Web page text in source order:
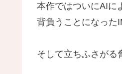
本作ではついにAIに
背負うことになった
そして立ちふさがる